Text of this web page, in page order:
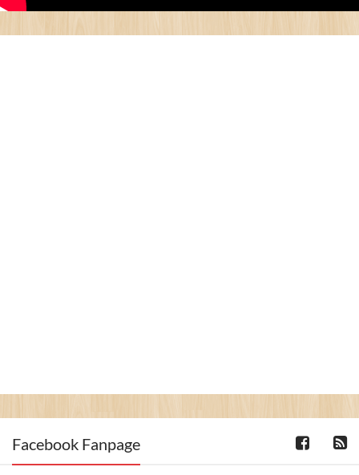
Facebook Fanpage